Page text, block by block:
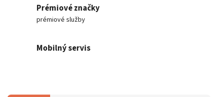
Prémiové značky
prémiové služby
Mobilný servis